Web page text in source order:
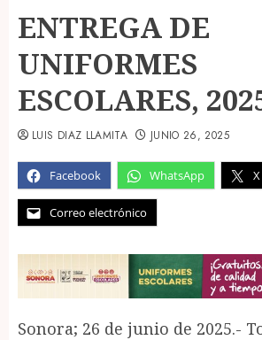
ENTREGA DE
UNIFORMES
ESCOLARES,
Facebook WhatsApp X
Correo electrónico
LUIS DIAZ LLAMITA JUNIO 26, 2025
Sonora; 26 de junio de 2025.-